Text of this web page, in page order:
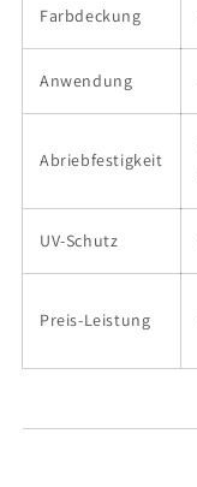
Farbdeckung
Anwendung
Abriebfestigkeit
UV-Schutz
Preis-Leistung